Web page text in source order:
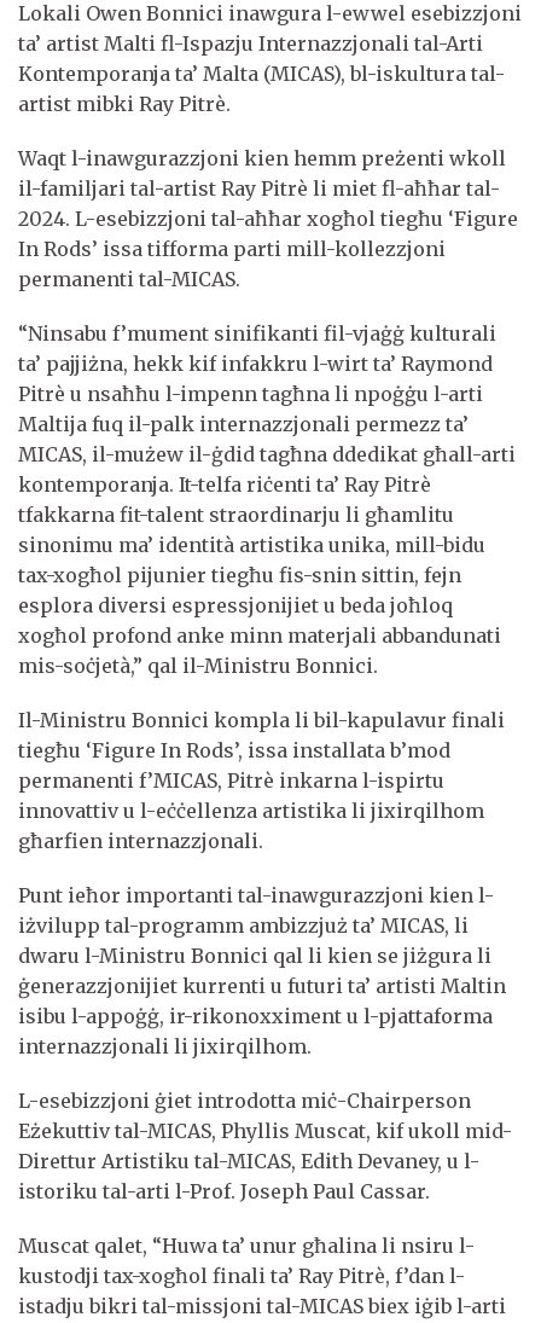
Lokali Owen Bonnici inawgura l-ewwel esebizzjoni
ta’ artist Malti fl-Ispazju Internazzjonali tal-Arti
Kontemporanja ta’ Malta (MICAS), bl-iskultura tal-
artist mibki Ray Pitrè.
Waqt l-inawgurazzjoni kien hemm preżenti wkoll
il-familjari tal-artist Ray Pitrè li miet fl-aħħar tal-
2024. L-esebizzjoni tal-aħħar xogħol tiegħu ‘Figure
In Rods’ issa tifforma parti mill-kollezzjoni
permanenti tal-MICAS.
“Ninsabu f’mument sinifikanti fil-vjaġġ kulturali
ta’ pajjiżna, hekk kif infakkru l-wirt ta’ Raymond
Pitrè u nsaħħu l-impenn tagħna li npoġġu l-arti
Maltija fuq il-palk internazzjonali permezz ta’
MICAS, il-mużew il-ġdid tagħna ddedikat għall-arti
kontemporanja. It-telfa riċenti ta’ Ray Pitrè
tfakkarna fit-talent straordinarju li għamlitu
sinonimu ma’ identità artistika unika, mill-bidu
tax-xogħol pijunier tiegħu fis-snin sittin, fejn
esplora diversi espressjonijiet u beda joħloq
xogħol profond anke minn materjali abbandunati
mis-soċjetà,” qal il-Ministru Bonnici.
Il-Ministru Bonnici kompla li bil-kapulavur finali
tiegħu ‘Figure In Rods’, issa installata b’mod
permanenti f’MICAS, Pitrè inkarna l-ispirtu
innovattiv u l-eċċellenza artistika li jixirqilhom
għarfien internazzjonali.
Punt ieħor importanti tal-inawgurazzjoni kien l-
iżvilupp tal-programm ambizzjuż ta’ MICAS, li
dwaru l-Ministru Bonnici qal li kien se jiżgura li
ġenerazzjonijiet kurrenti u futuri ta’ artisti Maltin
isibu l-appoġġ, ir-rikonoxximent u l-pjattaforma
internazzjonali li jixirqilhom.
L-esebizzjoni ġiet introdotta miċ-Chairperson
Eżekuttiv tal-MICAS, Phyllis Muscat, kif ukoll mid-
Direttur Artistiku tal-MICAS, Edith Devaney, u l-
istoriku tal-arti l-Prof. Joseph Paul Cassar.
Muscat qalet, “Huwa ta’ unur għalina li nsiru l-
kustodji tax-xogħol finali ta’ Ray Pitrè, f’dan l-
istadju bikri tal-missjoni tal-MICAS biex iġib l-arti